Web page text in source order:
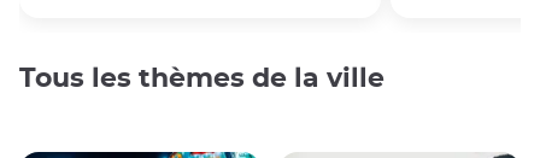
Tous les thèmes de la ville